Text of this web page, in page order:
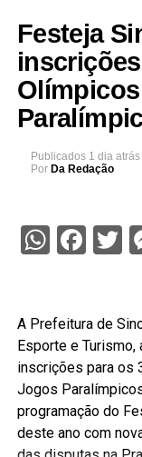
Festeja
Publicados 1 dia atrás
Por Da Redação
A Prefeitura de
Esporte e
inscrições para os
Jogos
programação do
deste ano com